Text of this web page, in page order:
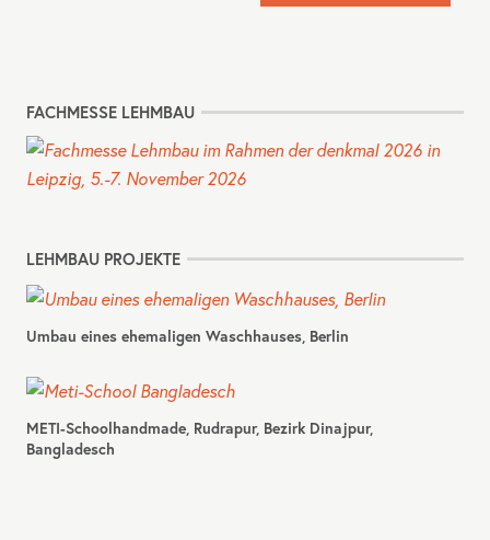
FACHMESSE LEHMBAU
LEHMBAU PROJEKTE
Umbau eines ehemaligen Waschhauses, Berlin
METI-Schoolhandmade, Rudrapur, Bezirk Dinajpur,
Bangladesch